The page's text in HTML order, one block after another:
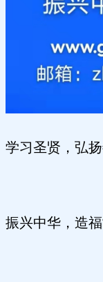
学习圣贤，弘扬
振兴中华，造福